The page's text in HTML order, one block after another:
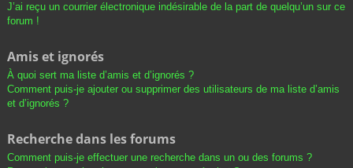
J’ai reçu un courrier électronique indésirable de la part de quelqu’un sur ce
forum !
Amis et ignorés
À quoi sert ma liste d’amis et d’ignorés ?
Comment puis-je ajouter ou supprimer des utilisateurs de ma liste d’amis
et d’ignorés ?
Recherche dans les forums
Comment puis-je effectuer une recherche dans un ou des forums ?